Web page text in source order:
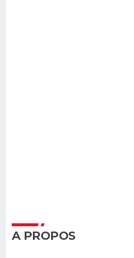
A PROPOS